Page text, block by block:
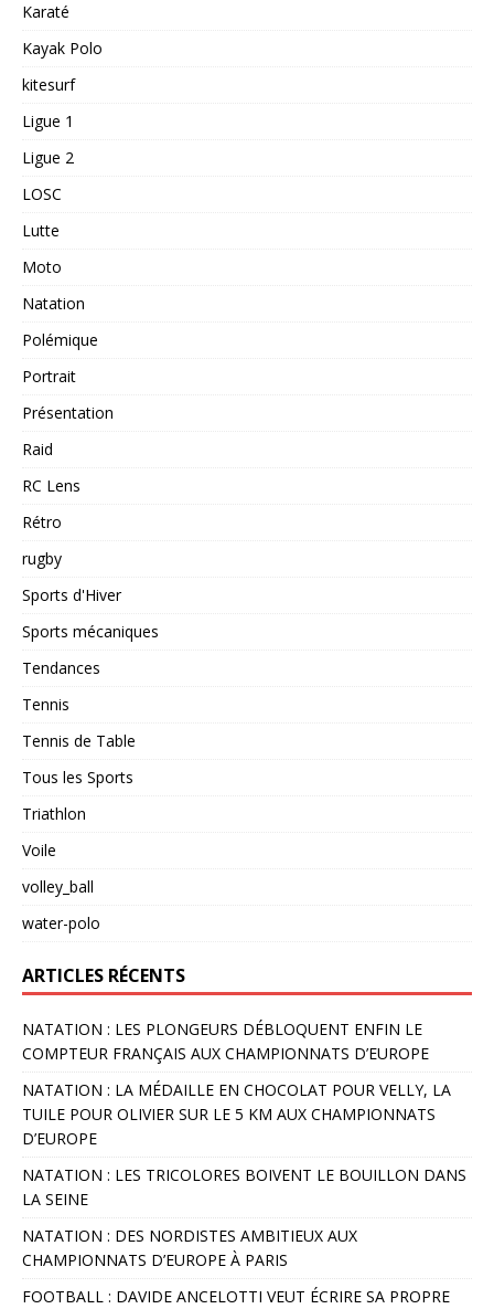
Karaté
Kayak Polo
kitesurf
Ligue 1
Ligue 2
LOSC
Lutte
Moto
Natation
Polémique
Portrait
Présentation
Raid
RC Lens
Rétro
rugby
Sports d'Hiver
Sports mécaniques
Tendances
Tennis
Tennis de Table
Tous les Sports
Triathlon
Voile
volley_ball
water-polo
ARTICLES RÉCENTS
NATATION : LES PLONGEURS DÉBLOQUENT ENFIN LE
COMPTEUR FRANÇAIS AUX CHAMPIONNATS D’EUROPE
NATATION : LA MÉDAILLE EN CHOCOLAT POUR VELLY, LA
TUILE POUR OLIVIER SUR LE 5 KM AUX CHAMPIONNATS
D’EUROPE
NATATION : LES TRICOLORES BOIVENT LE BOUILLON DANS
LA SEINE
NATATION : DES NORDISTES AMBITIEUX AUX
CHAMPIONNATS D’EUROPE À PARIS
FOOTBALL : DAVIDE ANCELOTTI VEUT ÉCRIRE SA PROPRE